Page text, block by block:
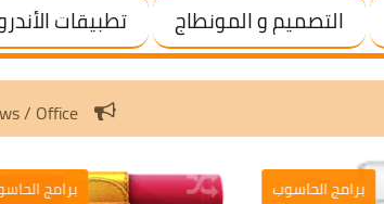
التصميم و المونطاج تطبيقات
Windows / Office
برامج التصميم والمونطاج